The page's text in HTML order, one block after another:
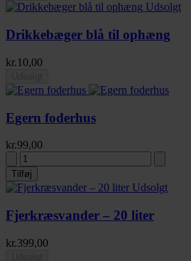
Udsolgt
Drikkebæger blå til ophæng
kr.10,00
Egern foderhus
kr.99,00
Tilføj
Udsolgt
Fjerkræsvander – 20 liter
kr.399,00